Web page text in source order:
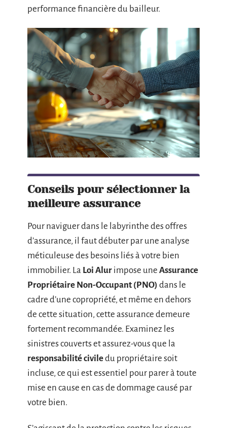
performance financière du bailleur.
Conseils pour sélectionner la
meilleure assurance
Pour naviguer dans le labyrinthe des offres
d’assurance, il faut débuter par une analyse
méticuleuse des besoins liés à votre bien
immobilier. La Loi Alur impose une Assurance
Propriétaire Non-Occupant (PNO) dans le
cadre d’une copropriété, et même en dehors
de cette situation, cette assurance demeure
fortement recommandée. Examinez les
sinistres couverts et assurez-vous que la
responsabilité civiledu propriétaire soit
incluse, ce qui est essentiel pour parer à toute
mise en cause en cas de dommage causé par
votre bien.